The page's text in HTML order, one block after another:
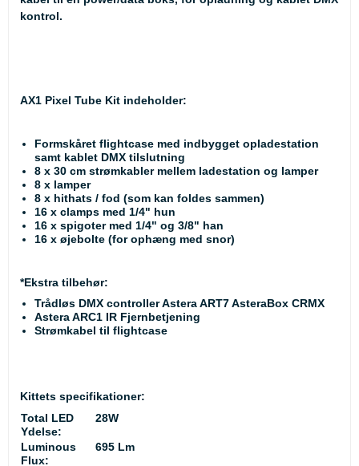
kontrol.
AX1 Pixel Tube Kit indeholder:
Formskåret flightcase med indbygget opladestation
samt kablet DMX tilslutning
8 x 30 cm strømkabler mellem ladestation og lamper
8 x lamper
8 x hithats / fod (som kan foldes sammen)
16 x clamps med 1/4" hun
16 x spigoter med 1/4" og 3/8" han
16 x øjebolte (for ophæng med snor)
*Ekstra tilbehør:
Trådløs DMX controller Astera ART7 AsteraBox CRMX
Astera ARC1 IR Fjernbetjening
Strømkabel til flightcase
Kittets specifikationer:
Total LED
Ydelse:
28W
Luminous
Flux:
695 Lm